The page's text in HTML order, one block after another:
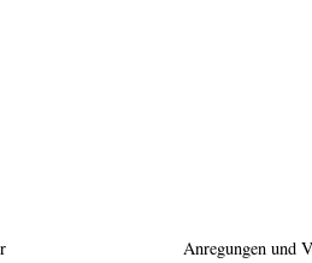
Anregungen und